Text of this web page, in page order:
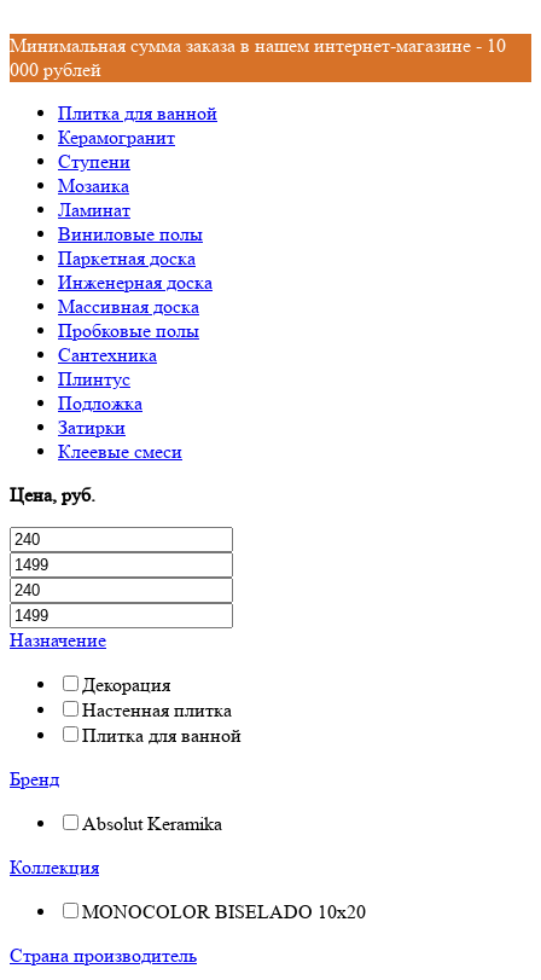
Минимальная сумма заказа в нашем интернет-магазине - 10
000 рублей
Плитка для ванной
Керамогранит
Ступени
Мозаика
Ламинат
Виниловые полы
Паркетная доска
Инженерная доска
Массивная доска
Пробковые полы
Сантехника
Плинтус
Подложка
Затирки
Клеевые смеси
Цена, руб.
Назначение
Декорация
Настенная плитка
Плитка для ванной
Бренд
Absolut Keramika
Коллекция
MONOCOLOR BISELADO 10x20
Страна производитель